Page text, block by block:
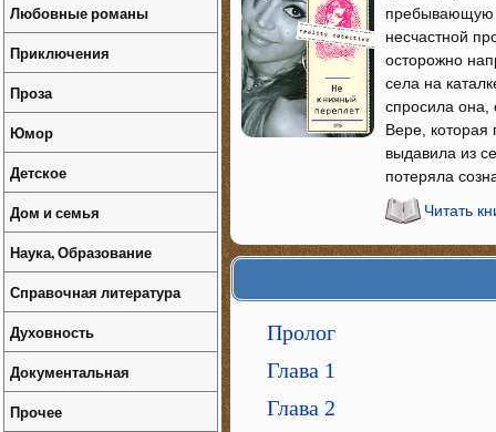
пребывающую
несчастной
осторожно
села на
спросила она,
Вере, которая
выдавила из
потеряла
Читать
Пролог
Глава 1
Глава 2
Любовные романы
Приключения
Проза
Юмор
Детское
Дом и семья
Наука, Образование
Справочная литература
Духовность
Документальная
Прочее